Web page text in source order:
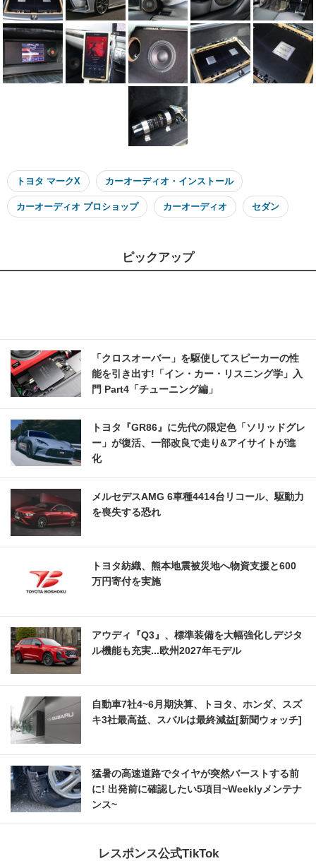
トヨタ マークX カーオーディオ・インストール
カーオーディオ プロショップ カーオーディオ セダン
ピックアップ
「クロスオーバー」を駆使してスピーカーの性
能を引き出す!「イン・カー・リスニング学」入
門 Part4「チューニング編」
トヨタ『GR86』に先代の限定色「ソリッドグレ
ー」が復活、一部改良で走り&アイサイトが進
化
メルセデスAMG 6車種4414台リコール、駆動力
を喪失する恐れ
トヨタ紡織、熊本地震被災地へ物資支援と600
万円寄付を実施
アウディ『Q3』、標準装備を大幅強化しデジタ
ル機能も充実...欧州2027年モデル
自動車7社4~6月期決算、トヨタ、ホンダ、スズ
キ3社最高益、スバルは最終減益[新聞ウォッチ]
猛暑の高速道路でタイヤが突然バーストする前
に! 出発前に確認したい5項目~Weeklyメンテナ
ンス~
レスポンス公式TikTok